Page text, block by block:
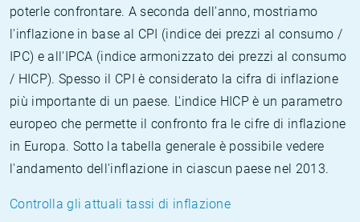
poterle confrontare. A seconda dell'anno, mostriamo
l'inflazione in base al CPI (indice dei prezzi al consumo /
IPC) e all'IPCA (indice armonizzato dei prezzi al consumo
/ HICP). Spesso il CPI è considerato la cifra di inflazione
più importante di un paese. L'indice HICP è un parametro
europeo che permette il confronto fra le cifre di inflazione
in Europa. Sotto la tabella generale è possibile vedere
l'andamento dell'inflazione in ciascun paese nel 2013.
Controlla gli attuali tassi di inflazione